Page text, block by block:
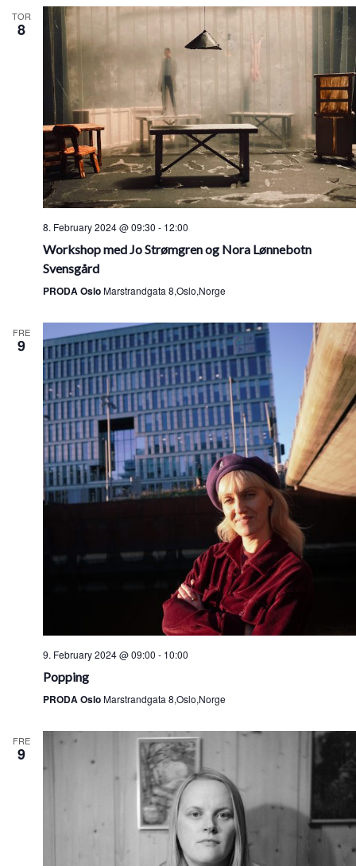
TOR
8
8. February 2024 @ 09:30 - 12:00
Workshop med Jo Strømgren og Nora Lønnebotn
Svensgård
PRODA OsloMarstrandgata 8,Oslo,Norge
FRE
9
9. February 2024 @ 09:00 - 10:00
Popping
PRODA OsloMarstrandgata 8,Oslo,Norge
FRE
9